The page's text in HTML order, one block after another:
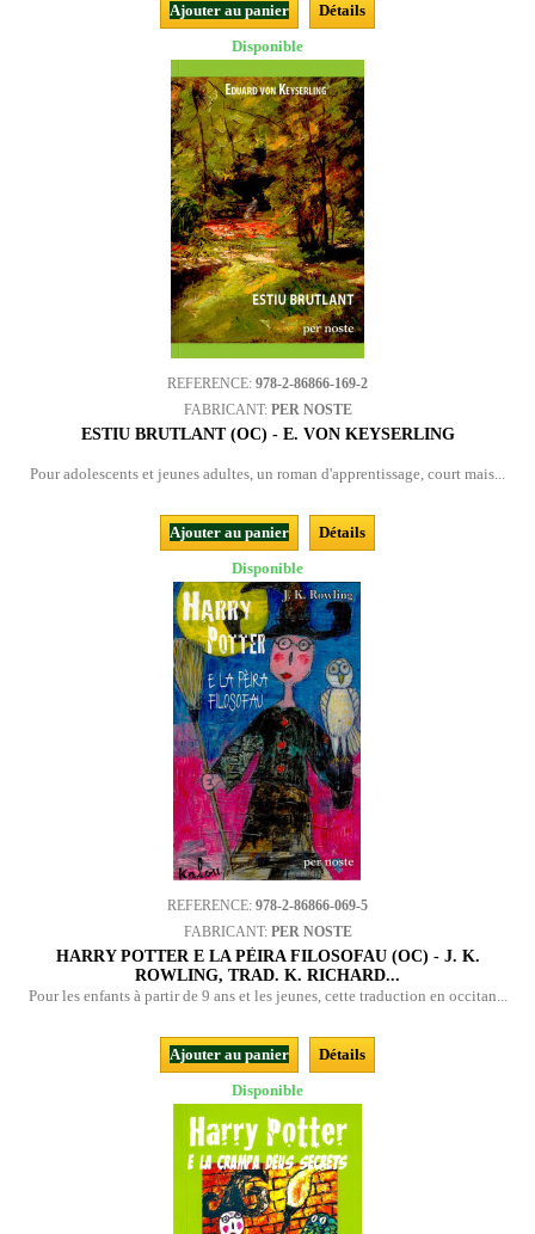
Ajouter au panier
Détails
Disponible
REFERENCE: 978-2-86866-169-2
FABRICANT: PER NOSTE
ESTIU BRUTLANT (OC) - E. VON KEYSERLING
Pour adolescents et jeunes adultes, un roman d'apprentissage, court mais...
Ajouter au panier
Détails
Disponible
REFERENCE: 978-2-86866-069-5
FABRICANT: PER NOSTE
HARRY POTTER E LA PÈIRA FILOSOFAU (OC) - J. K.
ROWLING, TRAD. K. RICHARD...
Pour les enfants à partir de 9 ans et les jeunes, cette traduction en occitan...
Ajouter au panier
Détails
Disponible